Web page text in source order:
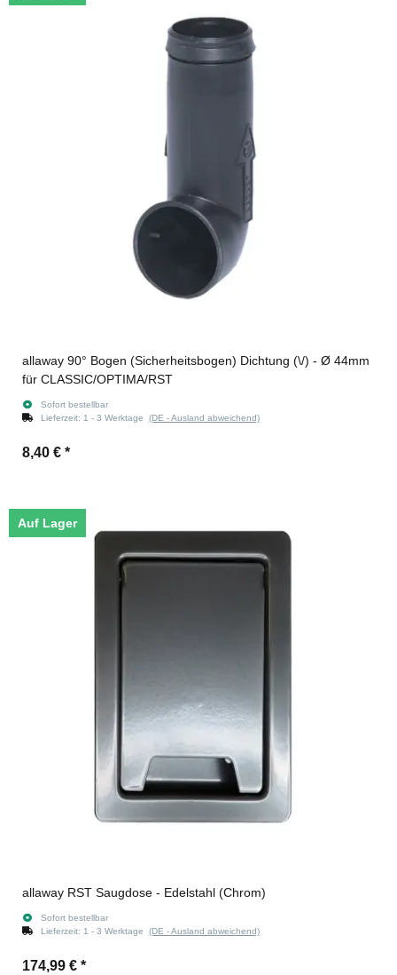
allaway 90° Bogen (Sicherheitsbogen) Dichtung (\/) - Ø 44mm
für CLASSIC/OPTIMA/RST
Sofort bestellbar
Lieferzeit: 1 - 3 Werktage (DE - Ausland abweichend)
8,40 € *
Auf Lager
allaway RST Saugdose - Edelstahl (Chrom)
Sofort bestellbar
Lieferzeit: 1 - 3 Werktage (DE - Ausland abweichend)
174,99 € *